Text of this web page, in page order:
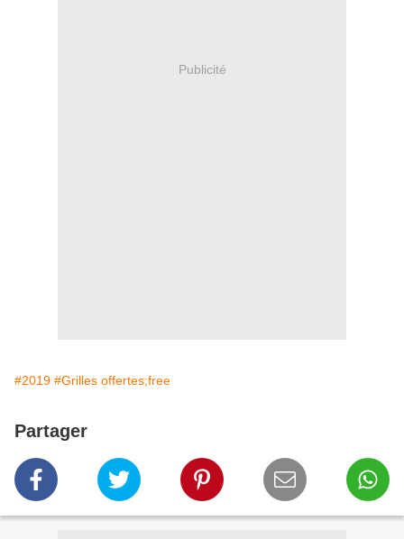
Publicité
#2019 #Grilles offertes;free
Partager